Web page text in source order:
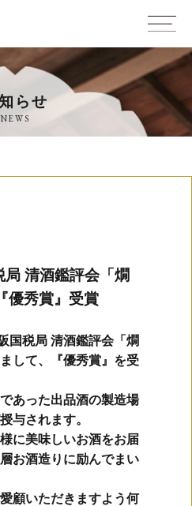
らせ
NEWS
清酒鑑評会「燗
優秀賞』受賞
国税局 清酒鑑評会「燗
して、『優秀賞』を受
あった出品酒の製造場
与されます。
に美味しいお酒をお届
お酒造りに励んでまい
顧いただきますよう何